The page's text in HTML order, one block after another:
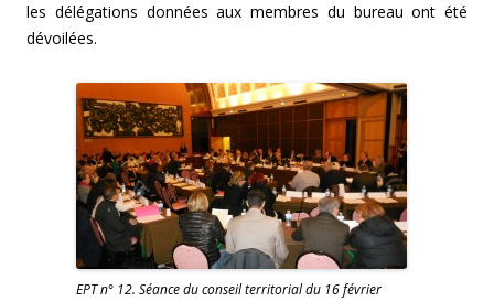
les délégations données aux membres du bureau ont été
dévoilées.
EPT n° 12. Séance du conseil territorial du 16 février